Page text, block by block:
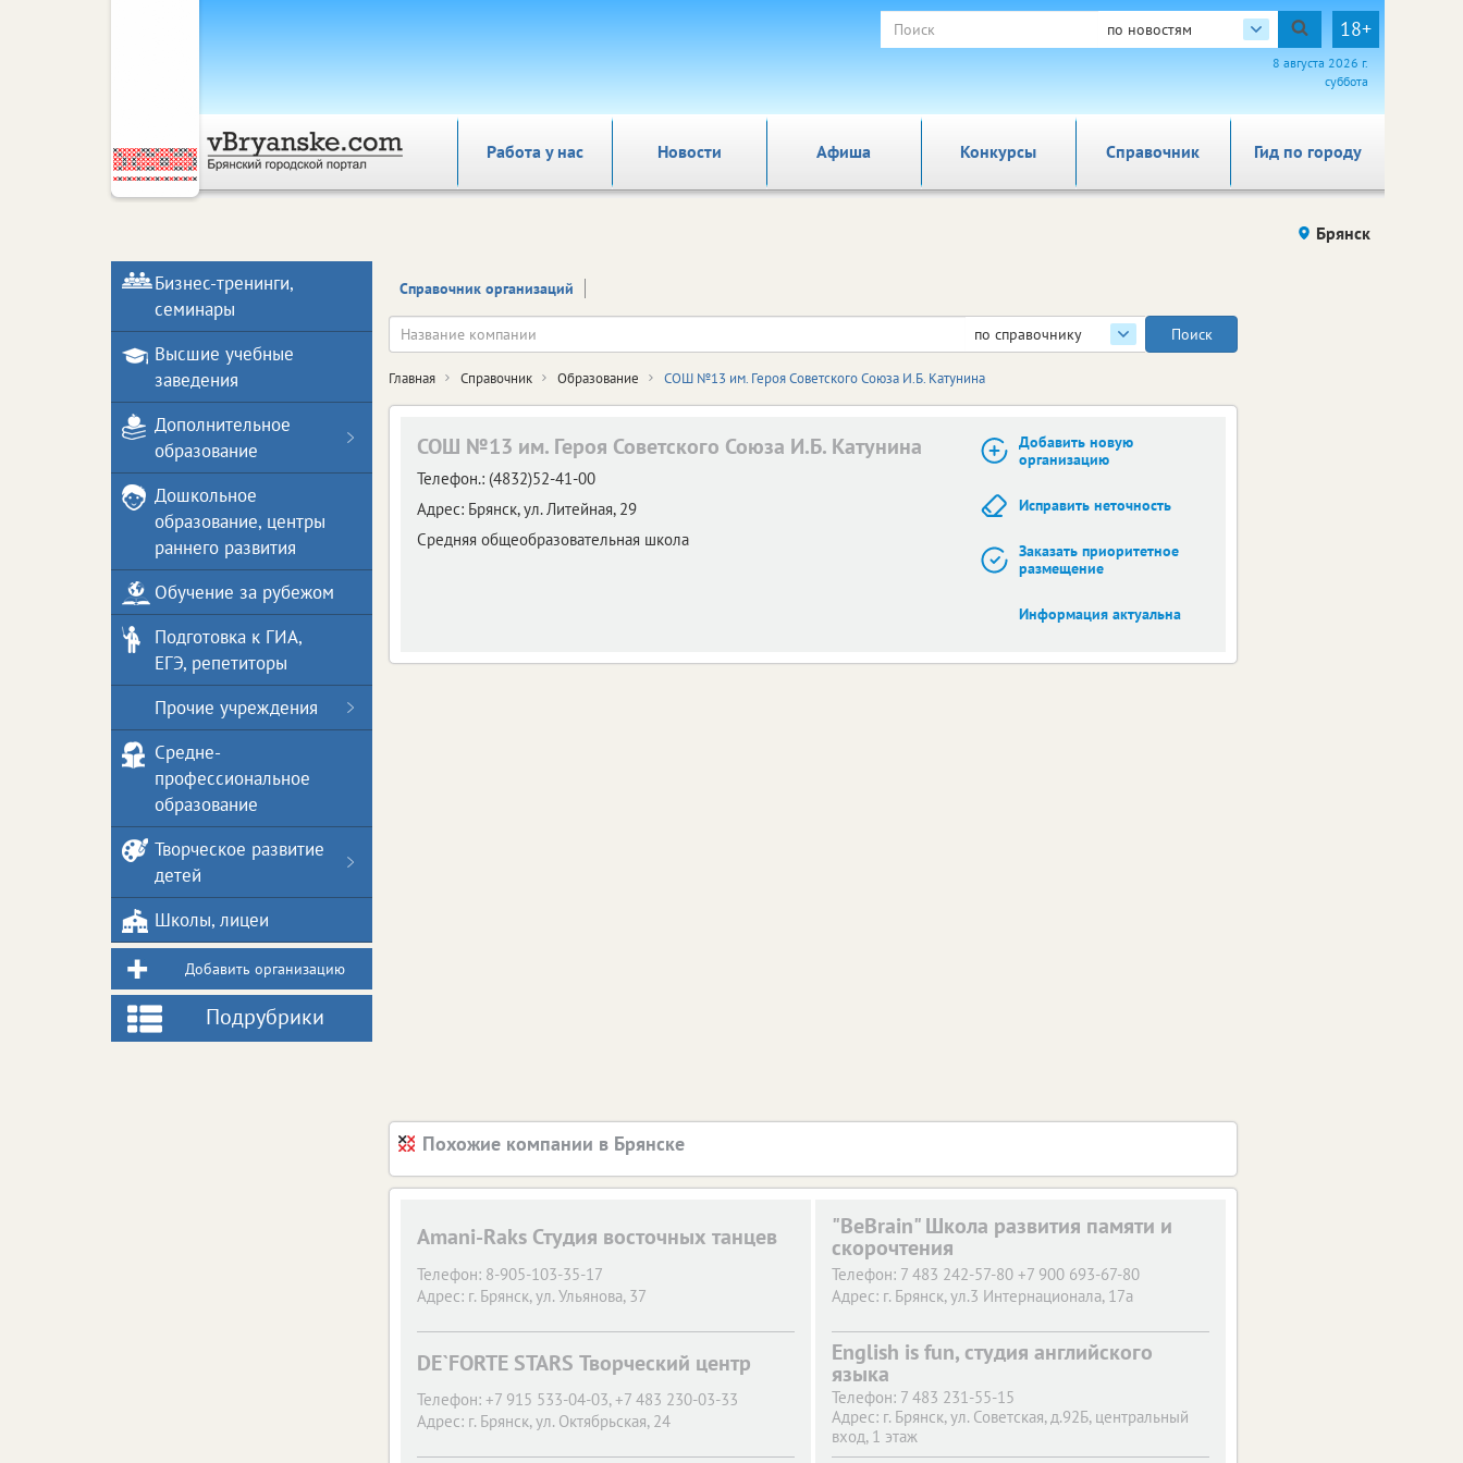
по новостям 18+
8 августа 2026 г.
суббота
Работа у нас Новости Афиша Справочник Гид по городу
Конкурсы
Брянск
Справочник организаций
по справочнику
Главная Справочник Образование СОШ №13 им. Героя Советского Союза И.Б. Катунина
СОШ №13 им. Героя Советского Союза И.Б. Катунина
Телефон.: (4832)52-41-00
Адрес: Брянск,ул. Литейная, 29
Средняя общеобразовательная школа
Добавить новую
организацию
Исправить неточность
Заказать приоритетное
размещение
Информация актуальна
Похожие компании в Брянске
Amani-Raks Студия восточных танцев
Телефон: 8-905-103-35-17
Адрес: г. Брянск, ул. Ульянова, 37
"BeBrain" Школа развития памяти и
скорочтения
Телефон: 7 483 242-57-80 +7 900 693-67-80
Адрес: г. Брянск, ул.3 Интернационала, 17а
DE`FORTE STARS Творческий центр
Телефон: +7 915 533-04-03, +7 483 230-03-33
Адрес: г. Брянск, ул. Октябрьская, 24
English is fun, студия английского
языка
Телефон: 7 483 231-55-15
Адрес: г. Брянск, ул. Советская, д.92Б, центральный
вход, 1 этаж
Бизнес-тренинги,
семинары
Высшие учебные
заведения
Дополнительное
образование
Дошкольное
образование, центры
раннего развития
Обучение за рубежом
Подготовка к ГИА,
ЕГЭ, репетиторы
Прочие учреждения
Средне-
профессиональное
образование
Творческое развитие
детей
Школы, лицеи
Добавить организацию
Подрубрики